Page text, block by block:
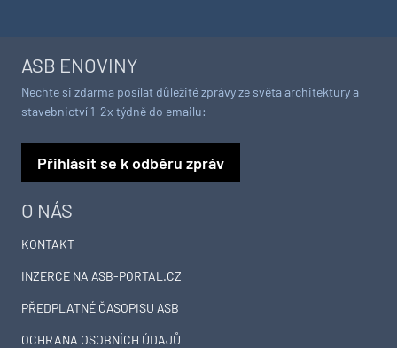
O NÁS
KONTAKT
INZERCE NA ASB-PORTAL.CZ
PŘEDPLATNÉ ČASOPISU ASB
OCHRANA OSOBNÍCH ÚDAJŮ
ASB ENOVINY
Nechte si zdarma posílat důležité zprávy ze světa architektury a
stavebnictví 1-2x týdně do emailu:
Přihlásit se k odběru zpráv